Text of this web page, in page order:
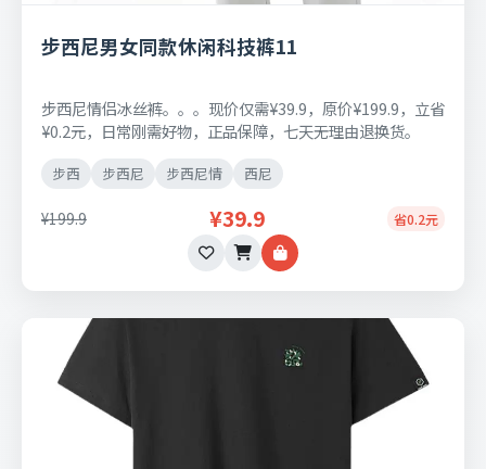
步西尼男女同款休闲科技裤11
步西尼情侣冰丝裤。。。现价仅需¥39.9，原价¥199.9，立省
¥0.2元，日常刚需好物，正品保障，七天无理由退换货。
步西 步西尼 步西尼情 西尼
¥199.9 ¥39.9 省0.2元